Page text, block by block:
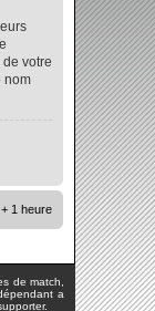
votre
nom
1 heure
de match,
a